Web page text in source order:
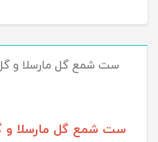
ست شمع گل مارسلا و
ست شمع گل مارسلا و